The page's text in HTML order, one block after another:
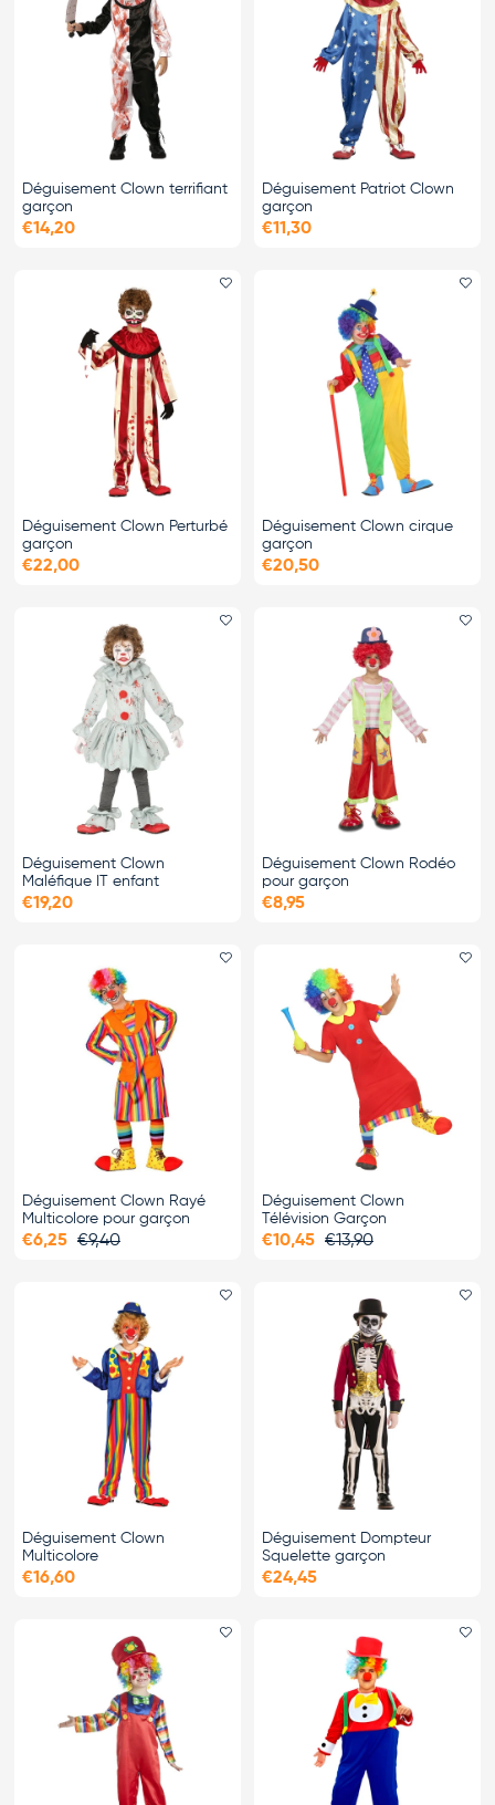
Déguisement Clown terrifiant
garçon
€14,20
Déguisement Patriot Clown
garçon
€11,30
Déguisement Clown Perturbé
garçon
€22,00
Déguisement Clown cirque
garçon
€20,50
Déguisement Clown
Maléfique IT enfant
€19,20
Déguisement Clown Rodéo
pour garçon
€8,95
Déguisement Clown Rayé
Multicolore pour garçon
€6,25 €9,40
Déguisement Clown
Télévision Garçon
€10,45 €13,90
Déguisement Clown
Multicolore
€16,60
Déguisement Dompteur
Squelette garçon
€24,45
Ajouter le favori